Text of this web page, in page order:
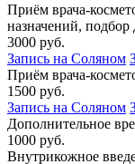
Приём врача-
назначений,
3000 руб.
Запись на Соляном
Приём врача-
1500 руб.
Запись на Соляном
Дополнительное
1000 руб.
Внутрикожное